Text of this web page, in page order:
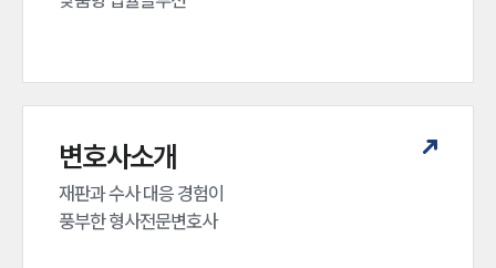
변호사소개
재판과 수사 대응 경험이
풍부한 형사전문변호사